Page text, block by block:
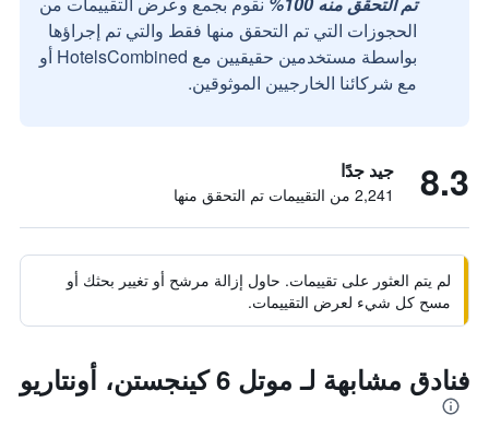
الحجوزات التي تم التحقق منها فقط والتي تم إجراؤها
بواسطة مستخدمين حقيقيين مع HotelsCombined أو
مع شركائنا الخارجيين الموثوقين.
8.3 جيد جدًا
2,241 من التقييمات تم التحقق منها
لم يتم العثور على تقييمات. حاول إزالة مرشح أو تغيير بحثك أو
مسح كل شيء لعرض التقييمات.
فنادق مشابهة لـ موتل 6 كينجستن، أونتاريو